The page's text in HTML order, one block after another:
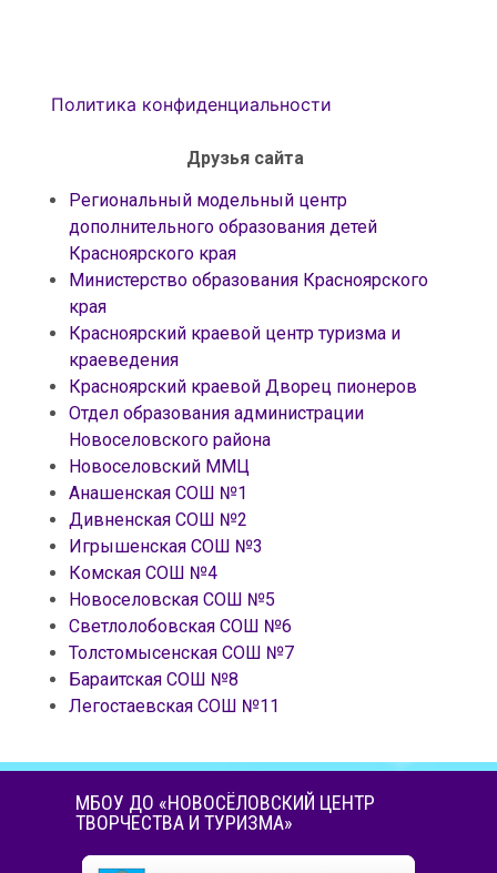
Политика конфиденциальности
Друзья сайта
Региональный модельный центр
дополнительного образования детей
Красноярского края
Министерство образования Красноярского
края
Красноярский краевой центр туризма и
краеведения
Красноярский краевой Дворец пионеров
Отдел образования администрации
Новоселовского района
Новоселовский ММЦ
Анашенская СОШ №1
Дивненская СОШ №2
Игрышенская СОШ №3
Комская СОШ №4
Новоселовская СОШ №5
Светлолобовская СОШ №6
Толстомысенская СОШ №7
Бараитская СОШ №8
Легостаевская СОШ №11
МБОУ ДО «НОВОСЁЛОВСКИЙ ЦЕНТР
ТВОРЧЕСТВА И ТУРИЗМА»